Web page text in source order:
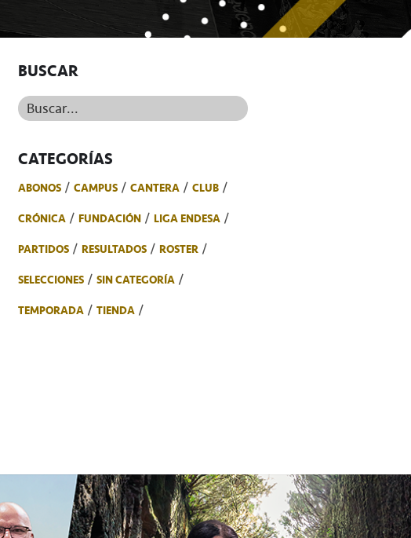
BUSCAR
Buscar...
CATEGORÍAS
ABONOS CAMPUS CANTERA
CLUB
CRÓNICA
FUNDACIÓN
LIGA ENDESA
PARTIDOS
RESULTADOS
ROSTER
SELECCIONES
SIN CATEGORÍA
TEMPORADA
TIENDA